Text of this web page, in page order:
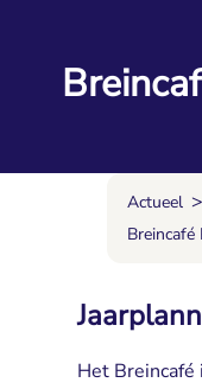
Actueel >
Breincafé
Het